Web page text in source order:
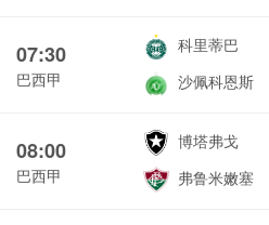
07:30
巴西甲
科里蒂巴
沙佩科恩斯
08:00
巴西甲
博塔弗戈
弗鲁米嫩塞